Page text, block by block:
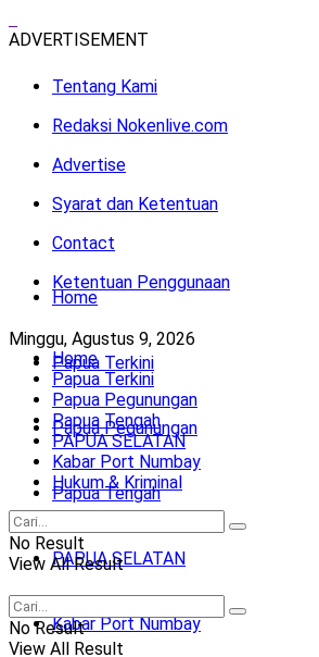
ADVERTISEMENT
Tentang Kami
Redaksi Nokenlive.com
Advertise
Syarat dan Ketentuan
Contact
Ketentuan Penggunaan
Minggu, Agustus 9, 2026
Home
Papua Terkini
Papua Pegunungan
Papua Tengah
PAPUA SELATAN
Kabar Port Numbay
Home
Papua Terkini
Papua Pegunungan
Papua Tengah
PAPUA SELATAN
Kabar Port Numbay
Hukum & Kriminal
No Result
View All Result
No Result
View All Result